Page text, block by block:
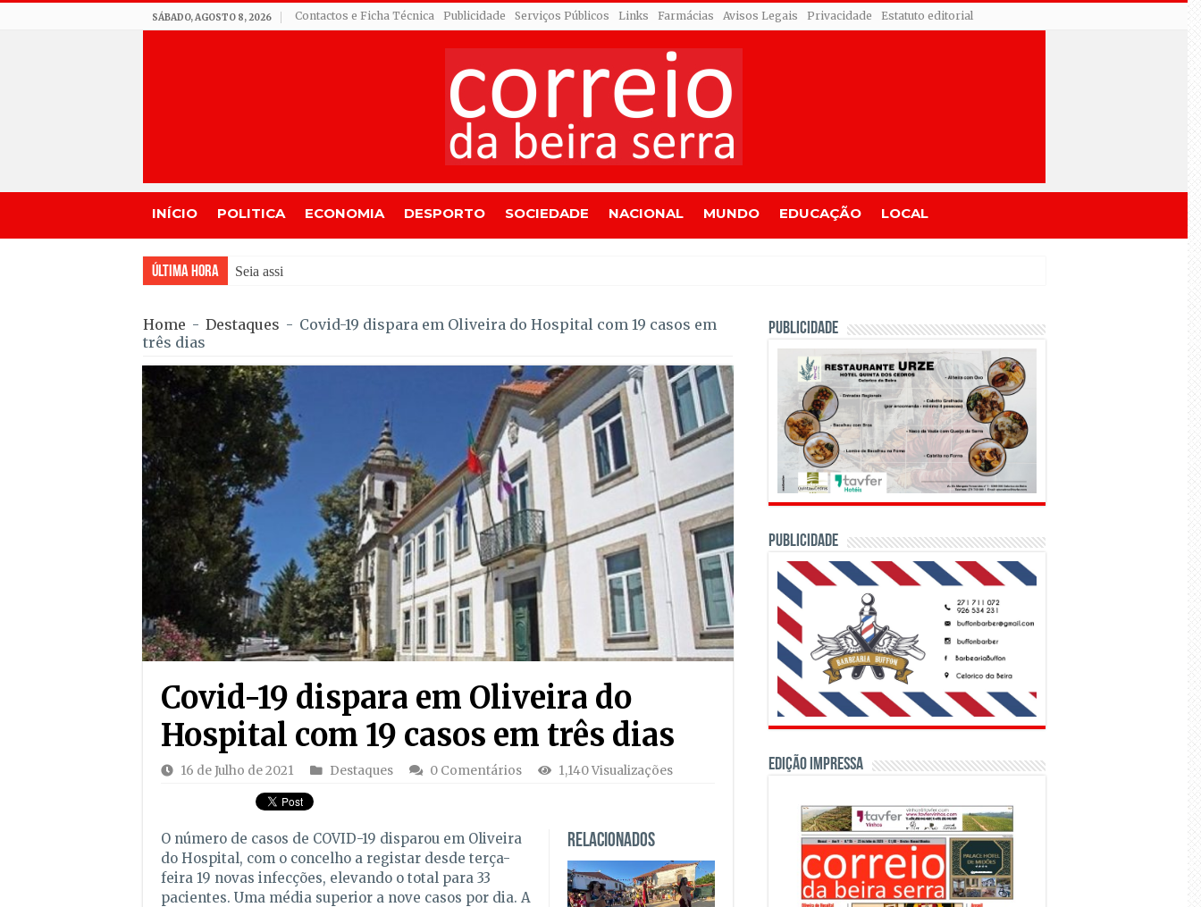
SÁBADO, AGOSTO 8, 2026 Contactos e Ficha Técnica Publicidade Serviços Públicos Links Farmácias Avisos Legais Privacidade Estatuto editorial
INÍCIO POLITICA ECONOMIA DESPORTO SOCIEDADE NACIONAL MUNDO EDUCAÇÃO LOCAL
Última Hora Seia assinala centenário de Almeida Santos com
Home - Destaques - Covid-19 dispara em Oliveira do Hospital com 19 casos em
três dias
Covid-19 dispara em Oliveira do
Hospital com 19 casos em três dias
16 de Julho de 2021 Destaques 0 Comentários 1,140 Visualizações
Relacionados
O número de casos de COVID-19 disparou em Oliveira
do Hospital, com o concelho a registar desde terça-
feira 19 novas infecções, elevando o total para 33
pacientes. Uma média superior a nove casos por dia. A
PUBLICIDADE
PUBLICIDADE
Edição Impressa